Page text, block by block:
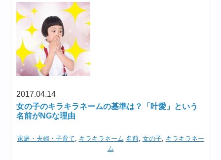
2017.04.14
女の子のキラキラネームの基準は？「叶愛」という
名前がNGな理由
家庭・夫婦・子育て, キラキラネーム 名前, 女の子, キラキラネー
ム